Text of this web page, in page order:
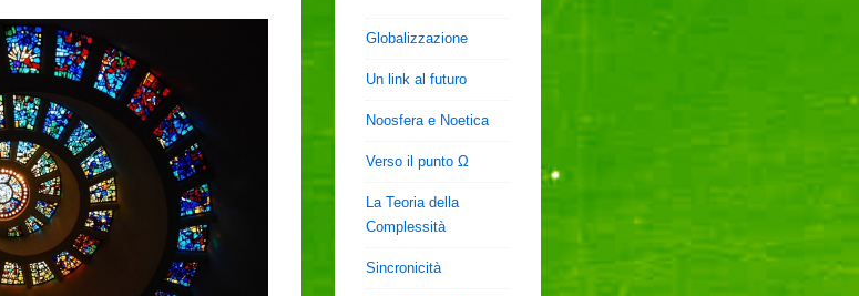
Globalizzazione
Un link al futuro
Noosfera e Noetica
Verso il punto Ω
La Teoria della
Complessità
Sincronicità